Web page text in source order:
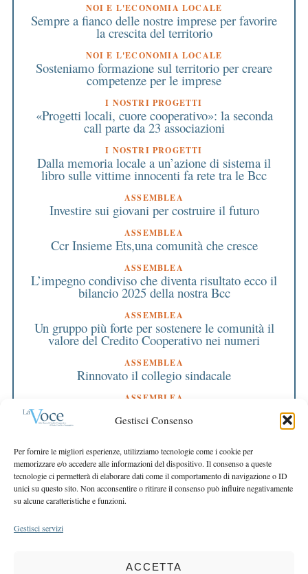
Gestisci Consenso
Per fornire le migliori esperienze, utilizziamo tecnologie come i cookie per
memorizzare e/o accedere alle informazioni del dispositivo. Il consenso a queste
tecnologie ci permetterà di elaborare dati come il comportamento di navigazione o ID
unici su questo sito. Non acconsentire o ritirare il consenso può influire negativamente
su alcune caratteristiche e funzioni.
Gestisci servizi
ACCETTA
NOI E L'ECONOMIA LOCALE
Sempre a fianco delle nostre imprese per favorire
la crescita del territorio
NOI E L'ECONOMIA LOCALE
Sosteniamo formazione sul territorio per creare
competenze per le imprese
I NOSTRI PROGETTI
«Progetti locali, cuore cooperativo»: la seconda
call parte da 23 associazioni
I NOSTRI PROGETTI
Dalla memoria locale a un’azione di sistema il
libro sulle vittime innocenti fa rete tra le Bcc
ASSEMBLEA
Investire sui giovani per costruire il futuro
ASSEMBLEA
Ccr Insieme Ets,una comunità che cresce
ASSEMBLEA
L’impegno condiviso che diventa risultato ecco il
bilancio 2025 della nostra Bcc
ASSEMBLEA
Un gruppo più forte per sostenere le comunità il
valore del Credito Cooperativo nei numeri
ASSEMBLEA
Rinnovato il collegio sindacale
ASSEMBLEA
Bilancio approvato all’unanimità e 2 milioni
destinati al territorio
EDITORIALE DIRETTORE
Crescere restando riconoscibili
EDITORIALE PRESIDENTE
Costruire futuro insieme
COPYRIGHT 2025 LA VOCE |PRIVACY